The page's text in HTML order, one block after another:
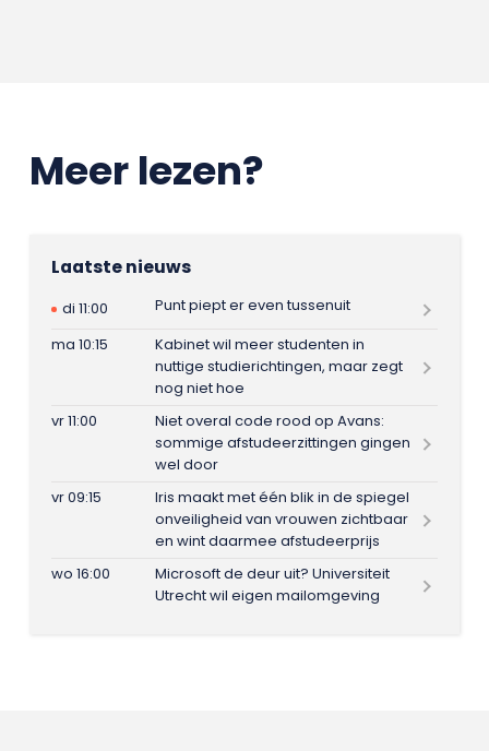
Meer lezen?
Laatste nieuws
di 11:00
Punt piept er even tussenuit
ma 10:15
Kabinet wil meer studenten in
nuttige studierichtingen, maar zegt
nog niet hoe
vr 11:00
Niet overal code rood op Avans:
sommige afstudeerzittingen gingen
wel door
vr 09:15
Iris maakt met één blik in de spiegel
onveiligheid van vrouwen zichtbaar
en wint daarmee afstudeerprijs
wo 16:00
Microsoft de deur uit? Universiteit
Utrecht wil eigen mailomgeving